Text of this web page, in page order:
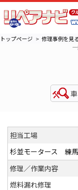
トップページ 修理事例を見
担当工場
杉並モータース 練
修理／作業内容
燃料漏れ修理